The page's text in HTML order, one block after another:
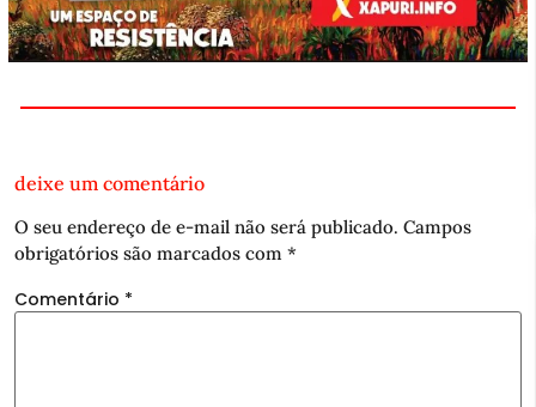
deixe um comentário
O seu endereço de e-mail não será publicado. Campos
obrigatórios são marcados com *
Comentário *